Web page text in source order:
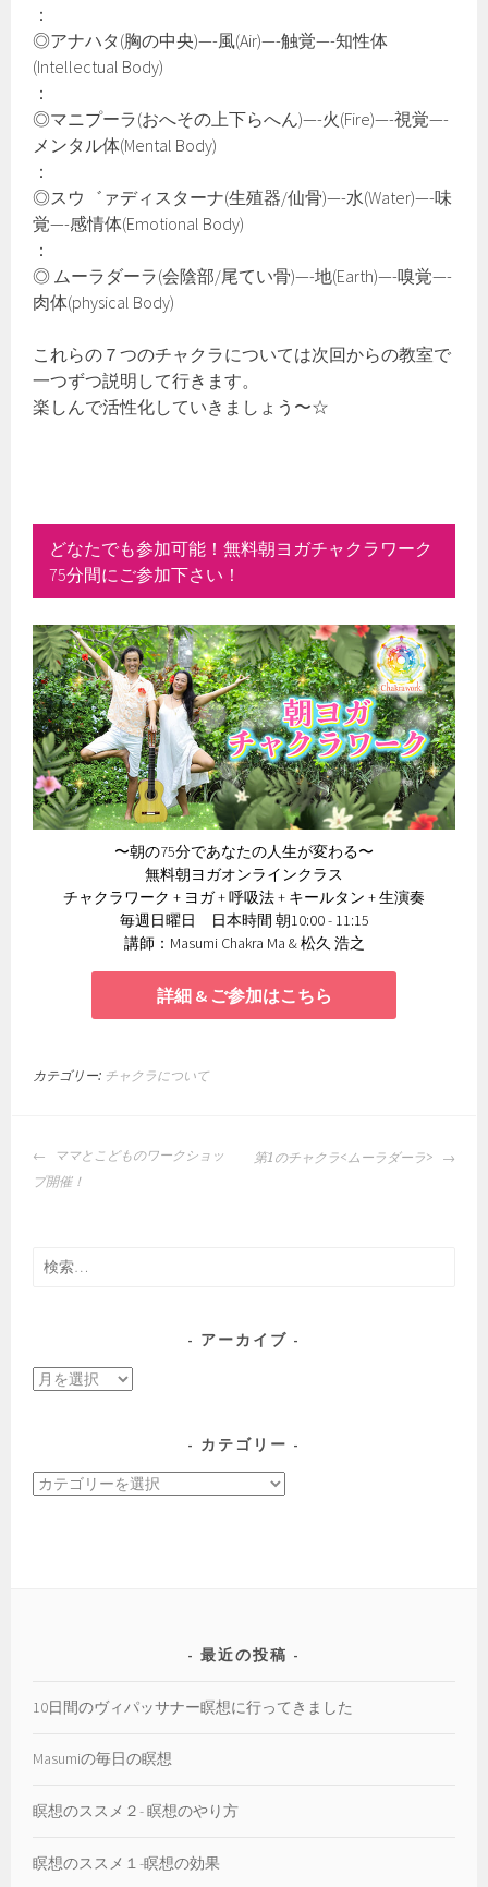
：
◎アナハタ(胸の中央)—-風(Air)—-触覚—-知性体
(Intellectual Body)
：
◎マニプーラ(おへその上下らへん)—-火(Fire)—-視覚—-
メンタル体(Mental Body)
：
◎スウ゛ァディスターナ(生殖器/仙骨)—-水(Water)—-味
覚—-感情体(Emotional Body)
：
◎ ムーラダーラ(会陰部/尾てい骨)—-地(Earth)—-嗅覚—-
肉体(physical Body)
これらの７つのチャクラについては次回からの教室で
一つずつ説明して行きます。
楽しんで活性化していきましょう〜☆
どなたでも参加可能！無料朝ヨガチャクラワーク
75分間にご参加下さい！
〜朝の75分であなたの人生が変わる〜
無料朝ヨガオンラインクラス
チャクラワーク + ヨガ + 呼吸法 + キールタン + 生演奏
毎週日曜日 日本時間 朝10:00 - 11:15
講師：Masumi Chakra Ma & 松久 浩之
詳細 & ご参加はこちら
カテゴリー: チャクラについて
投
稿
ゲ
ー
ン
ママとこどものワークショッ
プ開催！
第1のチャクラ<ムーラダーラ>
検
アーカイブ
ア
ブ
カテゴリー
カ
最近の投稿
10日間のヴィパッサナー瞑想に行ってきました
Masumiの毎日の瞑想
瞑想のススメ２- 瞑想のやり方
瞑想のススメ１-瞑想の効果